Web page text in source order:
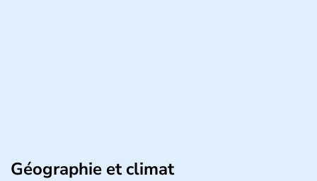
Géographie et climat